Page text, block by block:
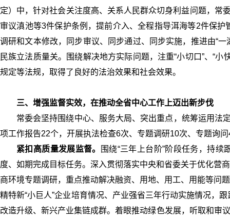
定）中，针对社会关注度高、关系人民群众切身利益问题，常
审议滇池等3件保护条例，提前介入、全程指导洱海等2件保
调研和文本修改，同步审议、同步通过、同步实施，推进由“
民族立法质量关。围绕解决地方实际问题，注重“小切口”、“
规定等法规，取得了良好的法治效果和社会效果。
三、增强监督实效，在推动全省中心工作上迈出新步伐
常委会坚持围绕中心、服务大局、突出重点，统筹运用法
项工作报告22个，开展执法检查6次、专题调研10次、专题询
紧扣高质量发展监督。
围绕“三年上台阶”阶段任务，持
度、如期完成目标任务。深入贯彻落实中央和省委关于优化营
商环境专题调研，重点推动解决融资、用地、用工、用能等问
精特新“小巨人”企业培育情况、产业强省三年行动实施情况，
改造升级、新兴产业集链成群。着眼推动绿色发展，听取和审